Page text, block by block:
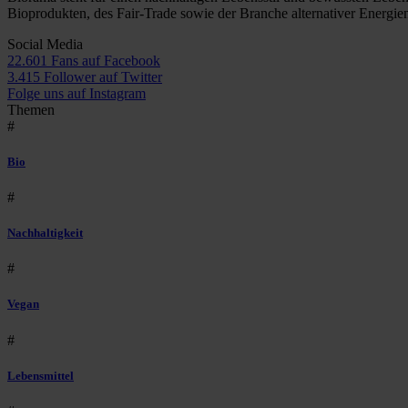
Bioprodukten, des Fair-Trade sowie der Branche alternativer
Social Media
22.601 Fans auf Facebook
3.415 Follower auf Twitter
Folge uns auf Instagram
Themen
#
Bio
#
Nachhaltigkeit
#
Vegan
#
Lebensmittel